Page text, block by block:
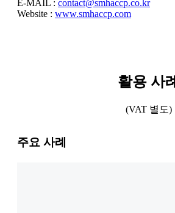
E-MAIL : contact@smhaccp.co.kr
Website : www.smhaccp.com
활용 사례
(VAT 별도)
주요 사례